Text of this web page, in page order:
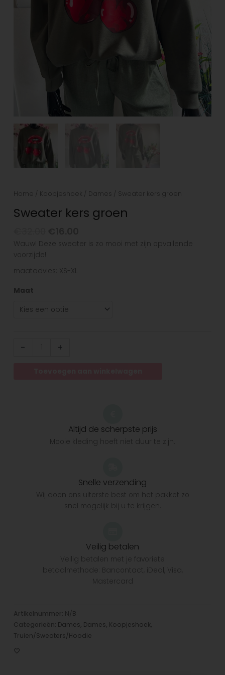
Home Koopjeshoek Dames / Sweater kers groen
Sweater kers groen
Wauw! Deze sweater is zo mooi met zijn opvallende
voorzijde!
maatadvies: XS-XL
Maat
- +
Altijd de scherpste prijs
Mooie kleding hoeft niet duur te zijn.
Snelle verzending
Wij doen ons uiterste best om het pakket zo
snel mogelijk bij u te krijgen.
Veilig betalen
Veilig betalen met je favoriete
betaalmethode: Bancontact, iDeal, Visa,
Mastercard
Artikelnummer: N/B
Categorieën: Dames, Dames, Koopjeshoek,
Truien/Sweaters/Hoodie